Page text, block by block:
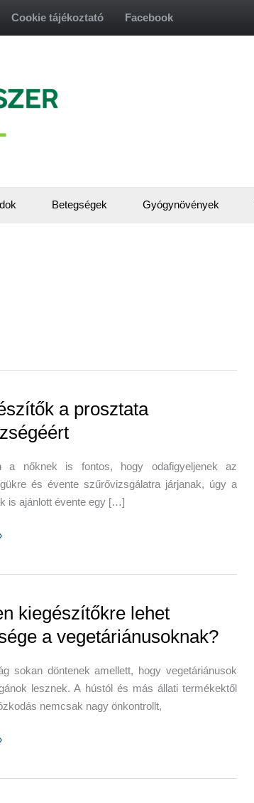
Cookie tájékoztató Facebook
Betegségek Gyógynövények
a prosztata
a nőknek is fontos, hogy odafigyeljenek az
és évente szűrővizsgálatra járjanak, úgy a
is ajánlott évente egy […]
kiegészítőkre lehet
a vegetáriánusoknak?
sokan döntenek amellett, hogy vegetáriánusok
lesznek. A hústól és más állati termékektől
nemcsak nagy önkontrollt,